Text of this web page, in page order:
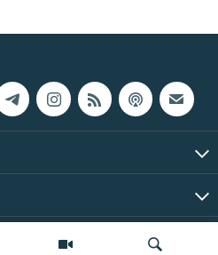
RL, Inc. | Все права защищены.